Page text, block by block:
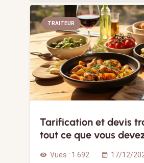
TRAITEUR
Tarification et devis
tout ce que vous
visibility Vues : 1 692 calendar_month 17/12/